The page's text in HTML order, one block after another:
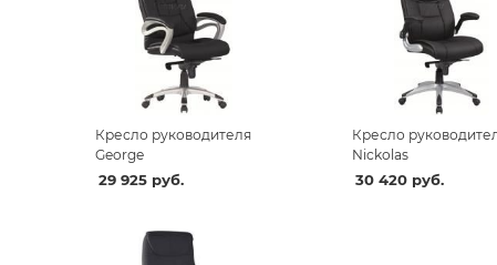
Кресло руководителя
George
29 925руб.
Кресло
Nickolas
30 420руб.